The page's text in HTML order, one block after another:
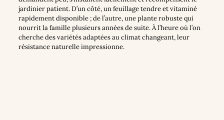
jardinier patient. D’un côté, un feuillage tendre et vitaminé
rapidement disponible ; de l’autre, une plante robuste qui
nourrit la famille plusieurs années de suite. À l’heure où l’on
cherche des variétés adaptées au climat changeant, leur
résistance naturelle impressionne.